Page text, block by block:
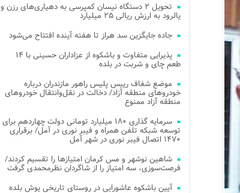
تحویل ۲ دستگاه نیسان کمپرسی به دهیاری‌های رزن و
یالرود به ارزش ریالی ۲۵ میلیارد
جاده جایگزین سد هراز تا هفته آینده افتتاح می‌شود
پذیرایی متفاوت و باشکوه از عزاداران حسینی با ۱۴
طعم چای و شربت در بلده
موضع شفاف رییس پلیس راهور مازندران درباره
خودروهای منطقه آزاد/ دخالت در نقل‌وانتقال خودروهای
منطقه آزاد ممنوع
سرمایه گذاری ۱۸۰ میلیارد تومانی دولت چهاردهم برای
توسعه شبکه تلفن همراه و فیبر نوری در آمل/ برقراری
۱۴۷۰ اتصال فیبر نوری در شهر آمل
شاهین نوشهر و مس کرمان امتیازها را تقسیم کردند/
فرصت‌سوزی، سه امتیاز را از شاگردان نظرمحمدی گرفت
آیین باشکوه عاشورایی در روستای تاریخی یوش بلده